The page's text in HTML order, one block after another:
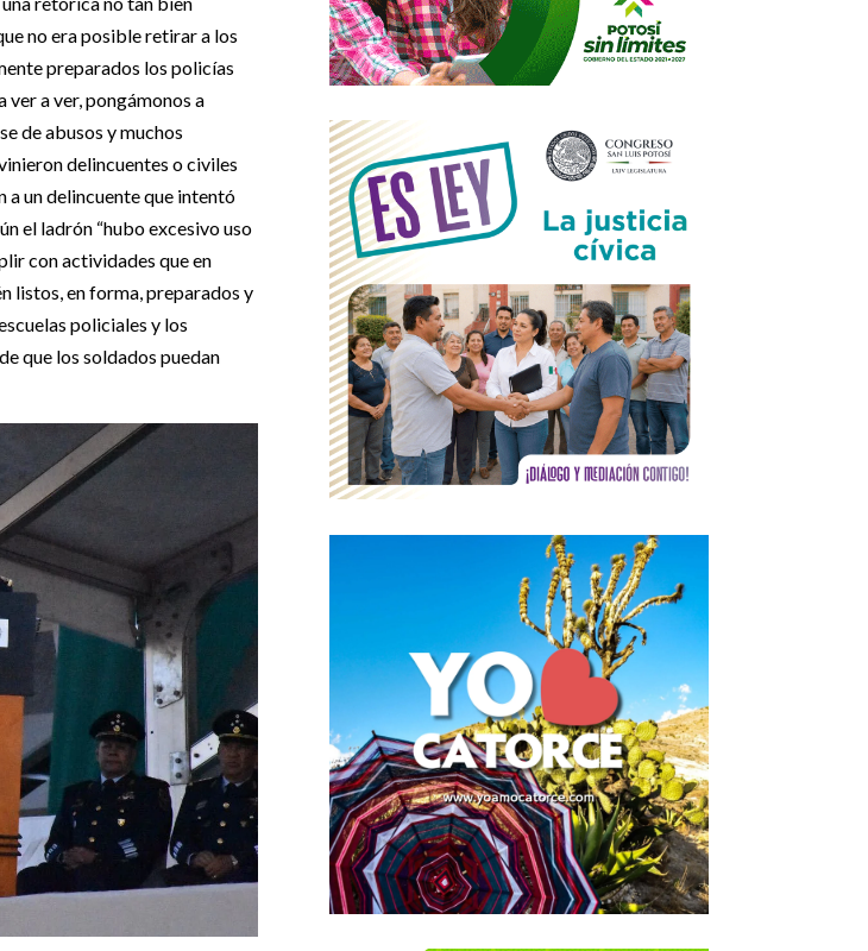
no era posible retirar a los
preparados los policías
ver a ver, pongámonos a
de abusos y muchos
delincuentes o civiles
a un delincuente que intentó
el ladrón “hubo excesivo uso
con actividades que en
listos, en forma, preparados y
policiales y los
que los soldados puedan